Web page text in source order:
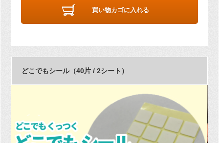
買い物カゴに入れる
どこでもシール（40片 / 2シート）